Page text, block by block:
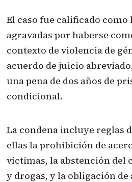
El caso fue calificado como
agravadas por haberse
contexto de violencia de
acuerdo de juicio
una pena de dos años de
condicional.
La condena incluye reglas
ellas la prohibición de
víctimas, la abstención del
y drogas, y la obligación